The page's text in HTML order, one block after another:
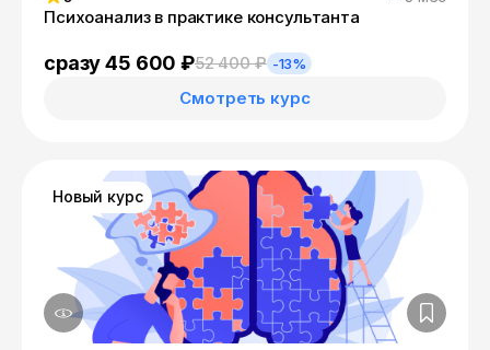
Психоанализ в практике консультанта
сразу 45 600 ₽52 400 ₽ -13%
Смотреть курс
Новый курс